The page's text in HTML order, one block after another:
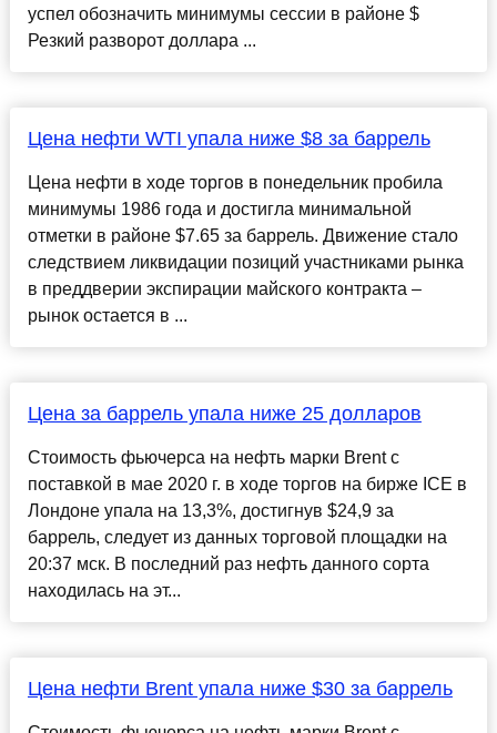
успел обозначить минимумы сессии в районе $
Резкий разворот доллара ...
Цена нефти WTI упала ниже $8 за баррель
Цена нефти в ходе торгов в понедельник пробила
минимумы 1986 года и достигла минимальной
отметки в районе $7.65 за баррель. Движение стало
следствием ликвидации позиций участниками рынка
в преддверии экспирации майского контракта –
рынок остается в ...
Цена за баррель упала ниже 25 долларов
Стоимость фьючерса на нефть марки Brent с
поставкой в мае 2020 г. в ходе торгов на бирже ICE в
Лондоне упала на 13,3%, достигнув $24,9 за
баррель, следует из данных торговой площадки на
20:37 мск. В последний раз нефть данного сорта
находилась на эт...
Цена нефти Brent упала ниже $30 за баррель